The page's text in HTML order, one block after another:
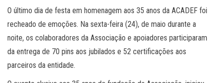
O último dia de festa em homenagem aos 35 anos da ACADEF foi
recheado de emoções. Na sexta-feira (24), de maio durante a
noite, os colaboradores da Associação e apoiadores participaram
da entrega de 70 pins aos jubilados e 52 certificações aos
parceiros da entidade.